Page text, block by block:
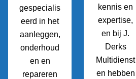
gespecialis
eerd in het
aanleggen,
onderhoud
en en
repareren
kennis en
expertise,
en bij J.
Derks
Multidienst
en hebben